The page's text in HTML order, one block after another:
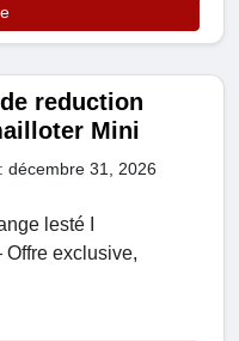
reduction
Mini
décembre 31, 2026
lesté I
exclusive,